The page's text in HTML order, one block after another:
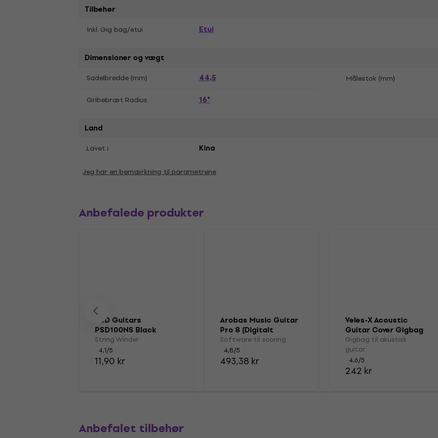
Tilbehør
Inkl. Gig bag/etui Etui
Dimensioner og vægt
Sadelbredde (mm) 44,5
Målestok (mm)
Gribebræt Radius
16"
Land
Lavet i Kina
Jeg har en bemærkning til parametrene
Anbefalede produkter
PSD Guitars
PSD100NS Black
String Winder
String Winder
4,1/5
11,90 kr
Arobas Music Guitar
Pro 8 (Digitalt
produkt)
Software til scoring
4,8/5
493,38 kr
Veles-X Acoustic
Guitar Cover Gigbag
til akustisk guitar
Gigbag til akustisk
guitar
4,6/5
242 kr
Anbefalet tilbehør